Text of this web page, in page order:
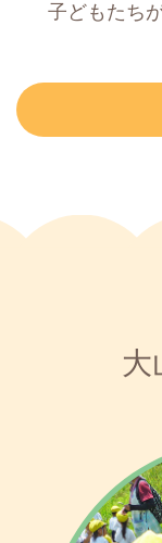
子どもたち
大